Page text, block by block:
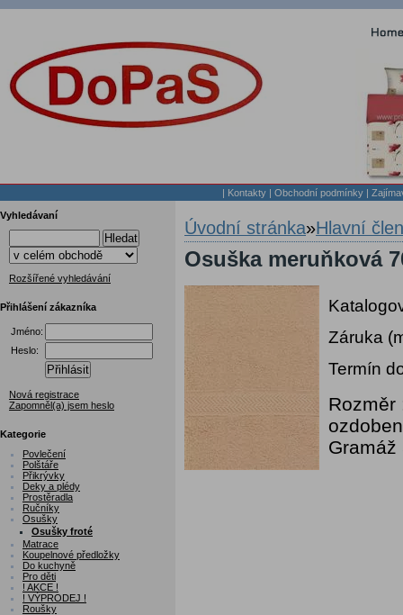
| Kontakty | Obchodní podmínky |
Vyhledávaní
Hledat
Rozšířené vyhledávání
Přihlášení zákazníka
Jméno:
Heslo:
Přihlásit
Nová registrace
Zapomněl(a) jsem heslo
Kategorie
Povlečení
Polštáře
Přikrývky
Deky a plédy
Prostěradla
Ručníky
Osušky
Osušky froté
Matrace
Koupelnové předložky
Do kuchyně
Pro děti
! AKCE !
! VÝPRODEJ !
Roušky
Úvodní stránka»Hlavní
Osuška meruňková
Záruka
Termín
Rozměr
Gramáž